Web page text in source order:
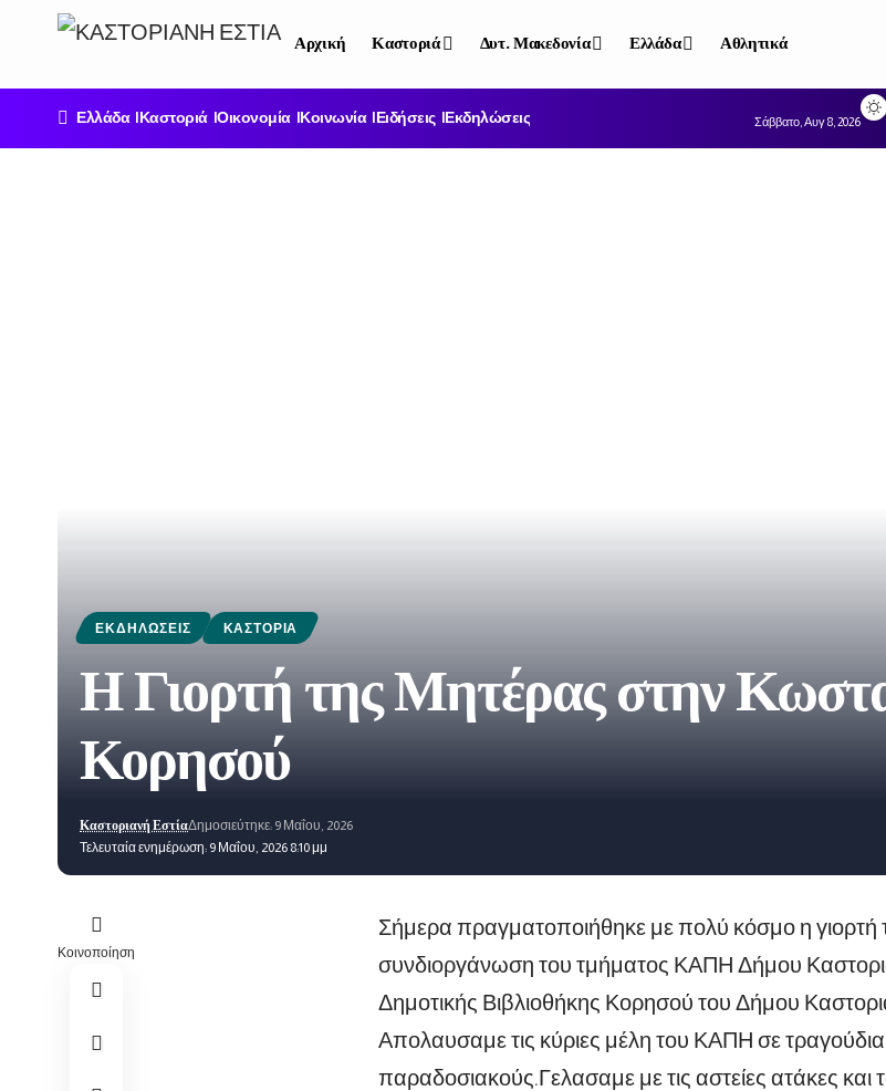
Αρχική Καστοριά Δυτ. Μακεδονία Ελλάδα Αθλητικά
Ελλάδα Καστοριά Οικονομία Κοινωνία Ειδήσεις Εκδηλώσεις Σάββατο, Αυγ 8, 2026
ΕΚΔΗΛΏΣΕΙΣ ΚΑΣΤΟΡΙΆ
Η Γιορτή της Μητέρας στην
Κορησού
Τελευταία ενημέρωση: 9 Μαΐου, 2026 8:10 μμ
Καστοριανή ΕστίαΔημοσιεύτηκε: 9 Μαΐου, 2026
Κοινοποίηση
Σήμερα πραγματοποιήθηκε με πολύ κόσμο η γιορτή
συνδιοργάνωση του τμήματος ΚΑΠΗ Δήμου
Δημοτικής Βιβλιοθήκης Κορησού του Δήμου
Απολαυσαμε τις κύριες μέλη του ΚΑΠΗ σε
παραδοσιακούς.Γελασαμε με τις αστείες ατάκες